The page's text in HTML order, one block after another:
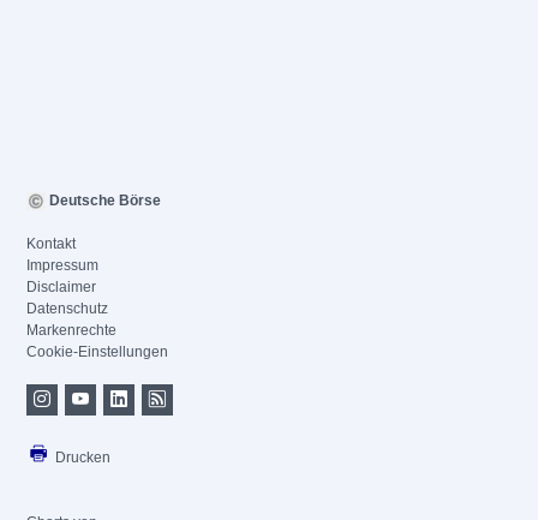
Deutsche Börse
Kontakt
Impressum
Disclaimer
Datenschutz
Markenrechte
Cookie-Einstellungen
Drucken